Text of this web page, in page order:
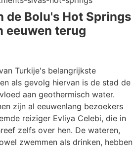
de Bolu's Hot Springs
eeuwen terug
Turkije's belangrijkste
als gevolg hiervan is de stad de
aan geothermisch water.
zijn al eeuwenlang bezoekers
reiziger Evliya Celebi, die in
zelfs over hen. De wateren,
zwemmen als drinken, hebben